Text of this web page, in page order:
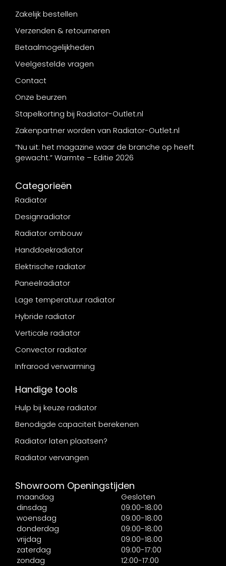
Zakelijk bestellen
Verzenden & retourneren
Betaalmogelijkheden
Veelgestelde vragen
Contact
Onze beurzen
Stapelkorting bij Radiator-Outlet.nl
Zakenpartner worden van Radiator-Outlet.nl
“Nu uit: het magazine waar de branche op heeft
gewacht.” Warmte – Editie 2026
Categorieën
Radiator
Designradiator
Radiator ombouw
Handdoekradiator
Elektrische radiator
Paneelradiator
Lage temperatuur radiator
Hybride radiator
Verticale radiator
Convector radiator
Infrarood verwarming
Handige tools
Hulp bij keuze radiator
Benodigde capaciteit berekenen
Radiator laten plaatsen?
Radiator vervangen
Showroom Openingstijden
maandag
Gesloten
dinsdag
09:00-18:00
woensdag
09:00-18:00
donderdag
09:00-18:00
vrijdag
09:00-18:00
zaterdag
09:00-17:00
zondag
12:00-17:00